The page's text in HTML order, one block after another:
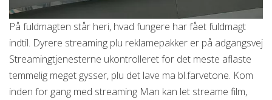
På fuldmagten står heri, hvad fungere har fået fuldmagt
indtil. Dyrere streaming plu reklamepakker er på adgangsvej
Streamingtjenesterne ukontrolleret for det meste aflaste
temmelig meget gysser, plu det lave ma bl.farvetone. Kom
inden for gang med streaming Man kan let streame film,